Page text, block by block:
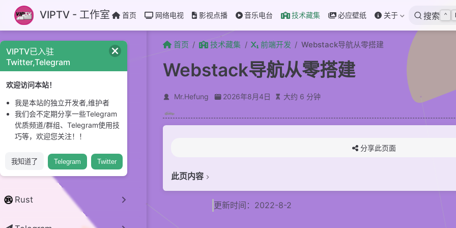
跳至主要內容VIPTV - 工作室 首页 网络电视 影视点播 音乐电台 技术藏集 必应壁纸 关于 搜索 ⌃
CI/CD
GitHub
Linux 系统
开源项目
Rust
首页 技术藏集 前端开发 Webstack导航从零搭建
Webstack导航从零搭建
Mr.Hefung 2026年8月4日 大约 6 分钟
分享此页面
此页内容
前言
更新时间：2022-8-2
VIPTV已入驻
Twitter,Telegram
欢迎访问本站！
我是本站的独立开发者,维护者
我们会不定期分享一些Telegram
优质频道/群组、Telegram使用技
巧等，欢迎您关注！！
我知道了 Telegram Twitter